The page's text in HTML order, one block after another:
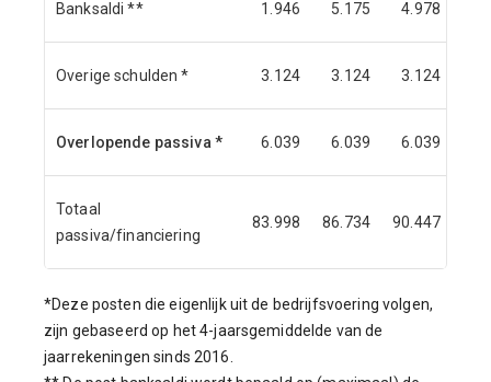
Banksaldi ** 1.946 5.175 4.978
Overige schulden * 3.124 3.124 3.124
Overlopende passiva * 6.039 6.039 6.039
Totaal
passiva/financiering
83.998 86.734 90.447
*Deze posten die eigenlijk uit de bedrijfsvoering volgen,
zijn gebaseerd op het 4-jaarsgemiddelde van de
jaarrekeningen sinds 2016.